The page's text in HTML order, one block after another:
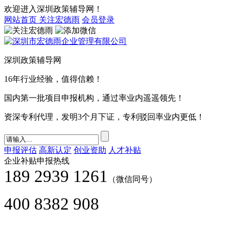
欢迎进入深圳政策辅导网！
网站首页 关注宏德雨 会员登录
深圳政策辅导网
16年行业经验，值得信赖！
国内第一批项目申报机构，通过率业内遥遥领先！
资深专利代理，发明3个月下证，专利驳回率业内更低！
申报评估 高新认定 创业资助 人才补贴
企业补贴申报热线
189 2939 1261 （微信同号）
400 8382 908